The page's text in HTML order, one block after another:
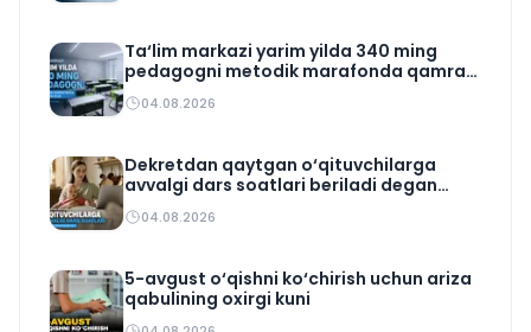
Ta‘lim markazi yarim yilda 340 ming
pedagogni metodik marafonda qamrab
oldi04.08.2026
Dekretdan qaytgan o‘qituvchilarga
avvalgi dars soatlari beriladi degan
qoida yo‘q
04.08.2026
5-avgust o‘qishni ko‘chirish uchun ariza
qabulining oxirgi kuni